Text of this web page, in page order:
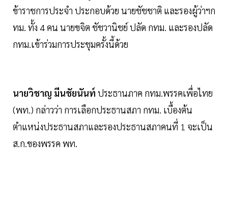
ข้าราชการประจำ ประกอบด้วย นายชัชชาติ และรองผู้ว่าฯก
ทม. ทั้ง 4 คน นายขจิต ชัชวานิชย์ ปลัด กทม. และรองปลัด
กทม.เข้าร่วมการประชุมครั้งนี้ด้วย
นายวิชาญ มีนชัยนันท์ ประธานภาค กทม.พรรคเพื่อไทย
(พท.) กล่าวว่า การเลือกประธานสภา กทม. เบื้องต้น
ตำแหน่งประธานสภาและรองประธานสภาคนที่ 1 จะเป็น
ส.ก.ของพรรค พท.